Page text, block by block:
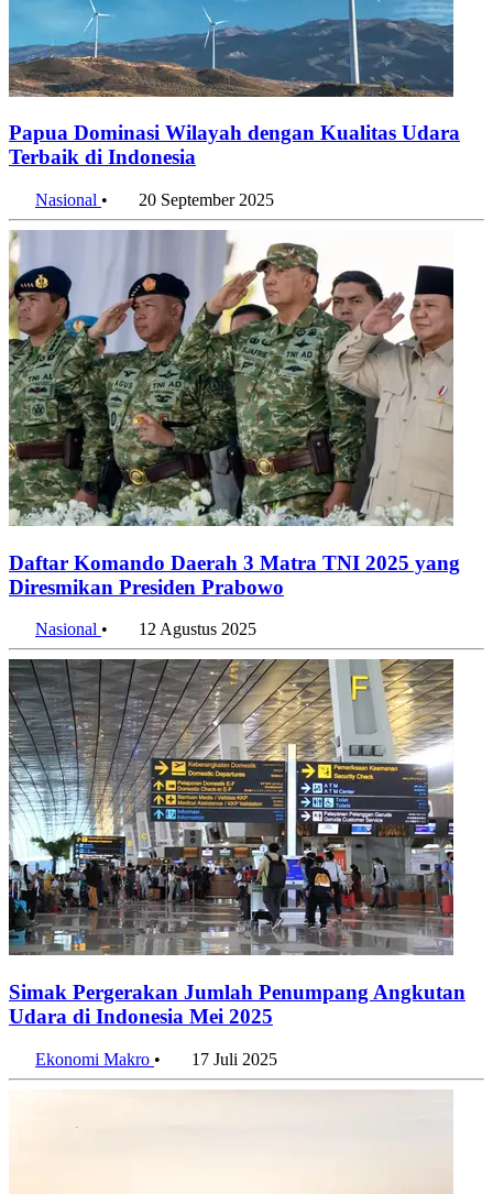
Papua Dominasi Wilayah dengan Kualitas Udara
Nasional• 20 September 2025
Daftar Komando Daerah 3 Matra TNI 2025 yang
Nasional• 12 Agustus 2025
Simak Pergerakan Jumlah Penumpang Angkutan
Ekonomi Makro• 17 Juli 2025